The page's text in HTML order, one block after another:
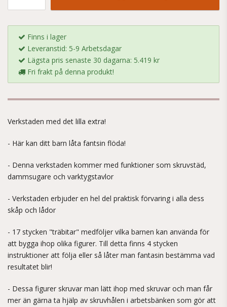
Finns i lager
Leveranstid: 5-9 Arbetsdagar
Lägsta pris senaste 30 dagarna: 5.419 kr
Fri frakt på denna produkt!
Verkstaden med det lilla extra!
- Här kan ditt barn låta fantsin flöda!
- Denna verkstaden kommer med funktioner som skruvstäd,
dammsugare och varktygstavlor
- Verkstaden erbjuder en hel del praktisk förvaring i alla dess
skåp och lådor
- 17 stycken "träbitar" medföljer vilka barnen kan använda för
att bygga ihop olika figurer. Till detta finns 4 stycken
instruktioner att följa eller så låter man fantasin bestämma vad
resultatet blir!
- Dessa figurer skruvar man lätt ihop med skruvar och man får
mer än gärna ta hjälp av skruvhålen i arbetsbänken som gör att